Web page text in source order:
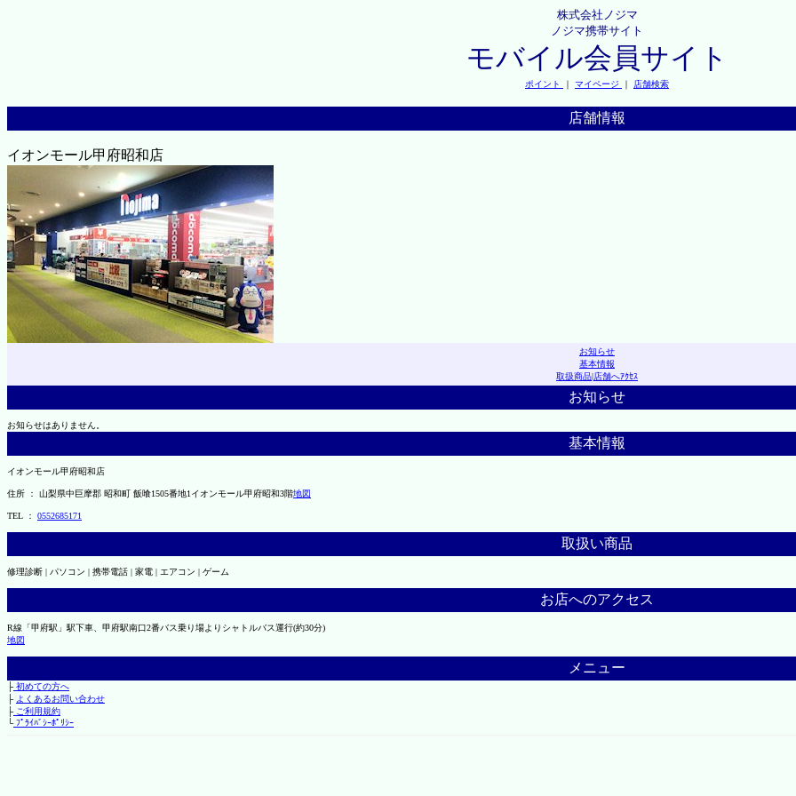
株式会社ノジマ
ノジマ携帯サイト
モバイル会員サイト
ポイント ｜ マイページ ｜ 店舗検索
店舗情報
イオンモール甲府昭和店
お知らせ
基本情報
取扱商品|店舗へｱｸｾｽ
お知らせ
お知らせはありません。
基本情報
イオンモール甲府昭和店
住所 ： 山梨県中巨摩郡 昭和町 飯喰1505番地1イオンモール甲府昭和3階地図
TEL ： 0552685171
取扱い商品
修理診断 | パソコン | 携帯電話 | 家電 | エアコン | ゲーム
お店へのアクセス
R線「甲府駅」駅下車、甲府駅南口2番バス乗り場よりシャトルバス運行(約30分)
地図
メニュー
├初めての方へ
├ よくあるお問い合わせ
├ご利用規約
└ﾌﾟﾗｲﾊﾞｼｰﾎﾟﾘｼｰ